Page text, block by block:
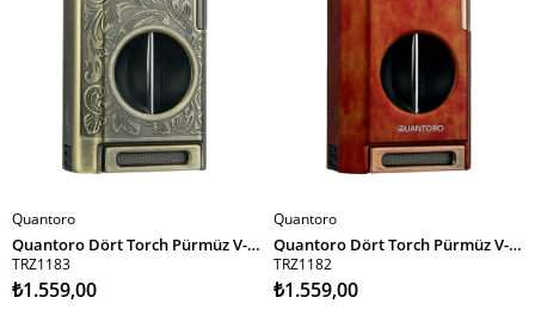
SEPETE EKLE
Quantoro
Quantoro Dört Torch Pürmüz V-Kesici/Delicili Bronz Metal Puro Çakmağı
TRZ1183
₺1.559,00
SEPETE EKLE
Quantoro
Quantoro Dört Torch Pürmüz V-Kesici/Delicili Kahverengi Metal Puro Çakmağı
TRZ1182
₺1.559,00